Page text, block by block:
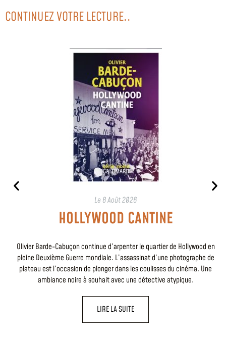
CONTINUEZ VOTRE LECTURE..
Le 8 Août 2026
HOLLYWOOD CANTINE
Olivier Barde-Cabuçon continue d’arpenter le quartier de Hollywood en
pleine Deuxième Guerre mondiale. L’assassinat d’une photographe de
plateau est l’occasion de plonger dans les coulisses du cinéma. Une
ambiance noire à souhait avec une détective atypique.
LIRE LA SUITE